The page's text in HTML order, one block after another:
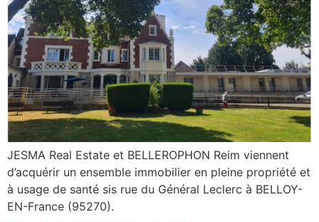
JESMA Real Estate et BELLEROPHON Reim viennent
d’acquérir un ensemble immobilier en pleine propriété et
à usage de santé sis rue du Général Leclerc à BELLOY-
EN-France (95270).